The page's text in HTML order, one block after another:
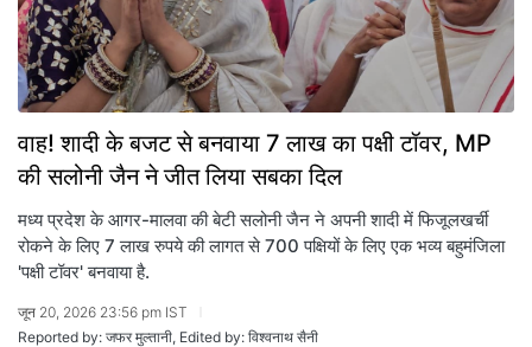
वाह! शादी के बजट से बनवाया 7 लाख का पक्षी टॉवर, MP
की सलोनी जैन ने जीत लिया सबका दिल
मध्य प्रदेश के आगर-मालवा की बेटी सलोनी जैन ने अपनी शादी में फिजूलखर्ची
रोकने के लिए 7 लाख रुपये की लागत से 700 पक्षियों के लिए एक भव्य बहुमंजिला
'पक्षी टॉवर' बनवाया है.
जून 20, 2026 23:56 pm IST
Reported by: जफर मुल्तानी, Edited by: विश्वनाथ सैनी